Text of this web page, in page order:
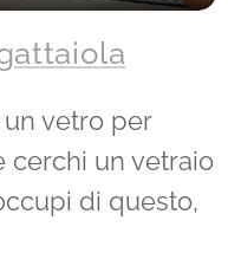
vetro per
cerchi un vetraio
di questo,